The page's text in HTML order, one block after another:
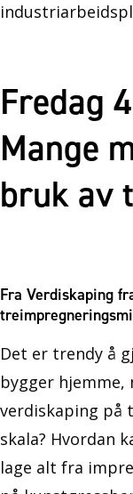
Fredag
Mange
bruk av
Fra Verdiskaping
Det er trendy å
bygger hjemme,
verdiskaping på
skala? Hvordan
lage alt fra